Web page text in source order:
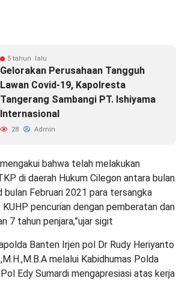
5 tahun lalu
Gelorakan Perusahaan Tangguh
Lawan Covid-19, Kapolresta
Tangerang Sambangi PT. Ishiyama
Internasional
28 Admin
bahwa telah melakukan
di daerah Hukum Cilegon antara bulan
bulan Februari 2021 para tersangka
pencurian dengan pemberatan dan
7 tahun penjara,”ujar sigit
Banten Irjen pol Dr Rudy Heriyanto
melalui Kabidhumas Polda
Edy Sumardi mengapresiasi atas kerja